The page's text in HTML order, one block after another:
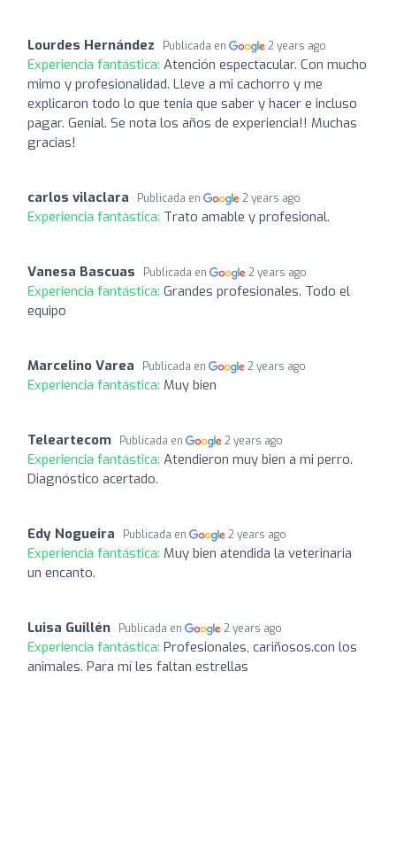
Lourdes Hernández Publicada en 2 years ago
Experiencia fantástica: Atención espectacular. Con mucho
mimo y profesionalidad. Lleve a mi cachorro y me
explicaron todo lo que tenia que saber y hacer e incluso
pagar. Genial. Se nota los años de experiencia!! Muchas
gracias!
carlos vilaclara Publicada en 2 years ago
Experiencia fantástica: Trato amable y profesional.
Vanesa Bascuas Publicada en 2 years ago
Experiencia fantástica: Grandes profesionales. Todo el
equipo
Marcelino Varea Publicada en 2 years ago
Experiencia fantástica: Muy bien
Teleartecom Publicada en 2 years ago
Experiencia fantástica: Atendieron muy bien a mi perro.
Diagnóstico acertado.
Edy Nogueira Publicada en 2 years ago
Experiencia fantástica: Muy bien atendida la veterinaria
un encanto.
Luisa Guillén Publicada en 2 years ago
Experiencia fantástica: Profesionales, cariñosos.con los
animales. Para mí les faltan estrellas